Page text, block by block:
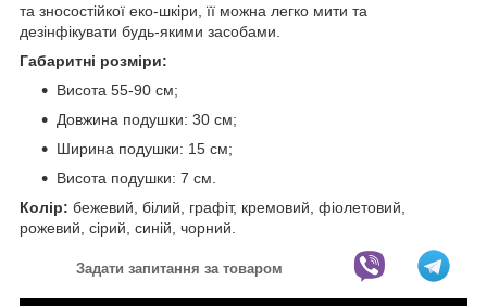
та зносостійкої еко-шкіри, її можна легко мити та
дезінфікувати будь-якими засобами.
Габаритні розміри:
Висота 55-90 см;
Довжина подушки: 30 см;
Ширина подушки: 15 см;
Висота подушки: 7 см.
Колір: бежевий, білий, графіт, кремовий, фіолетовий,
рожевий, сірий, синій, чорний.
Задати запитання за товаром